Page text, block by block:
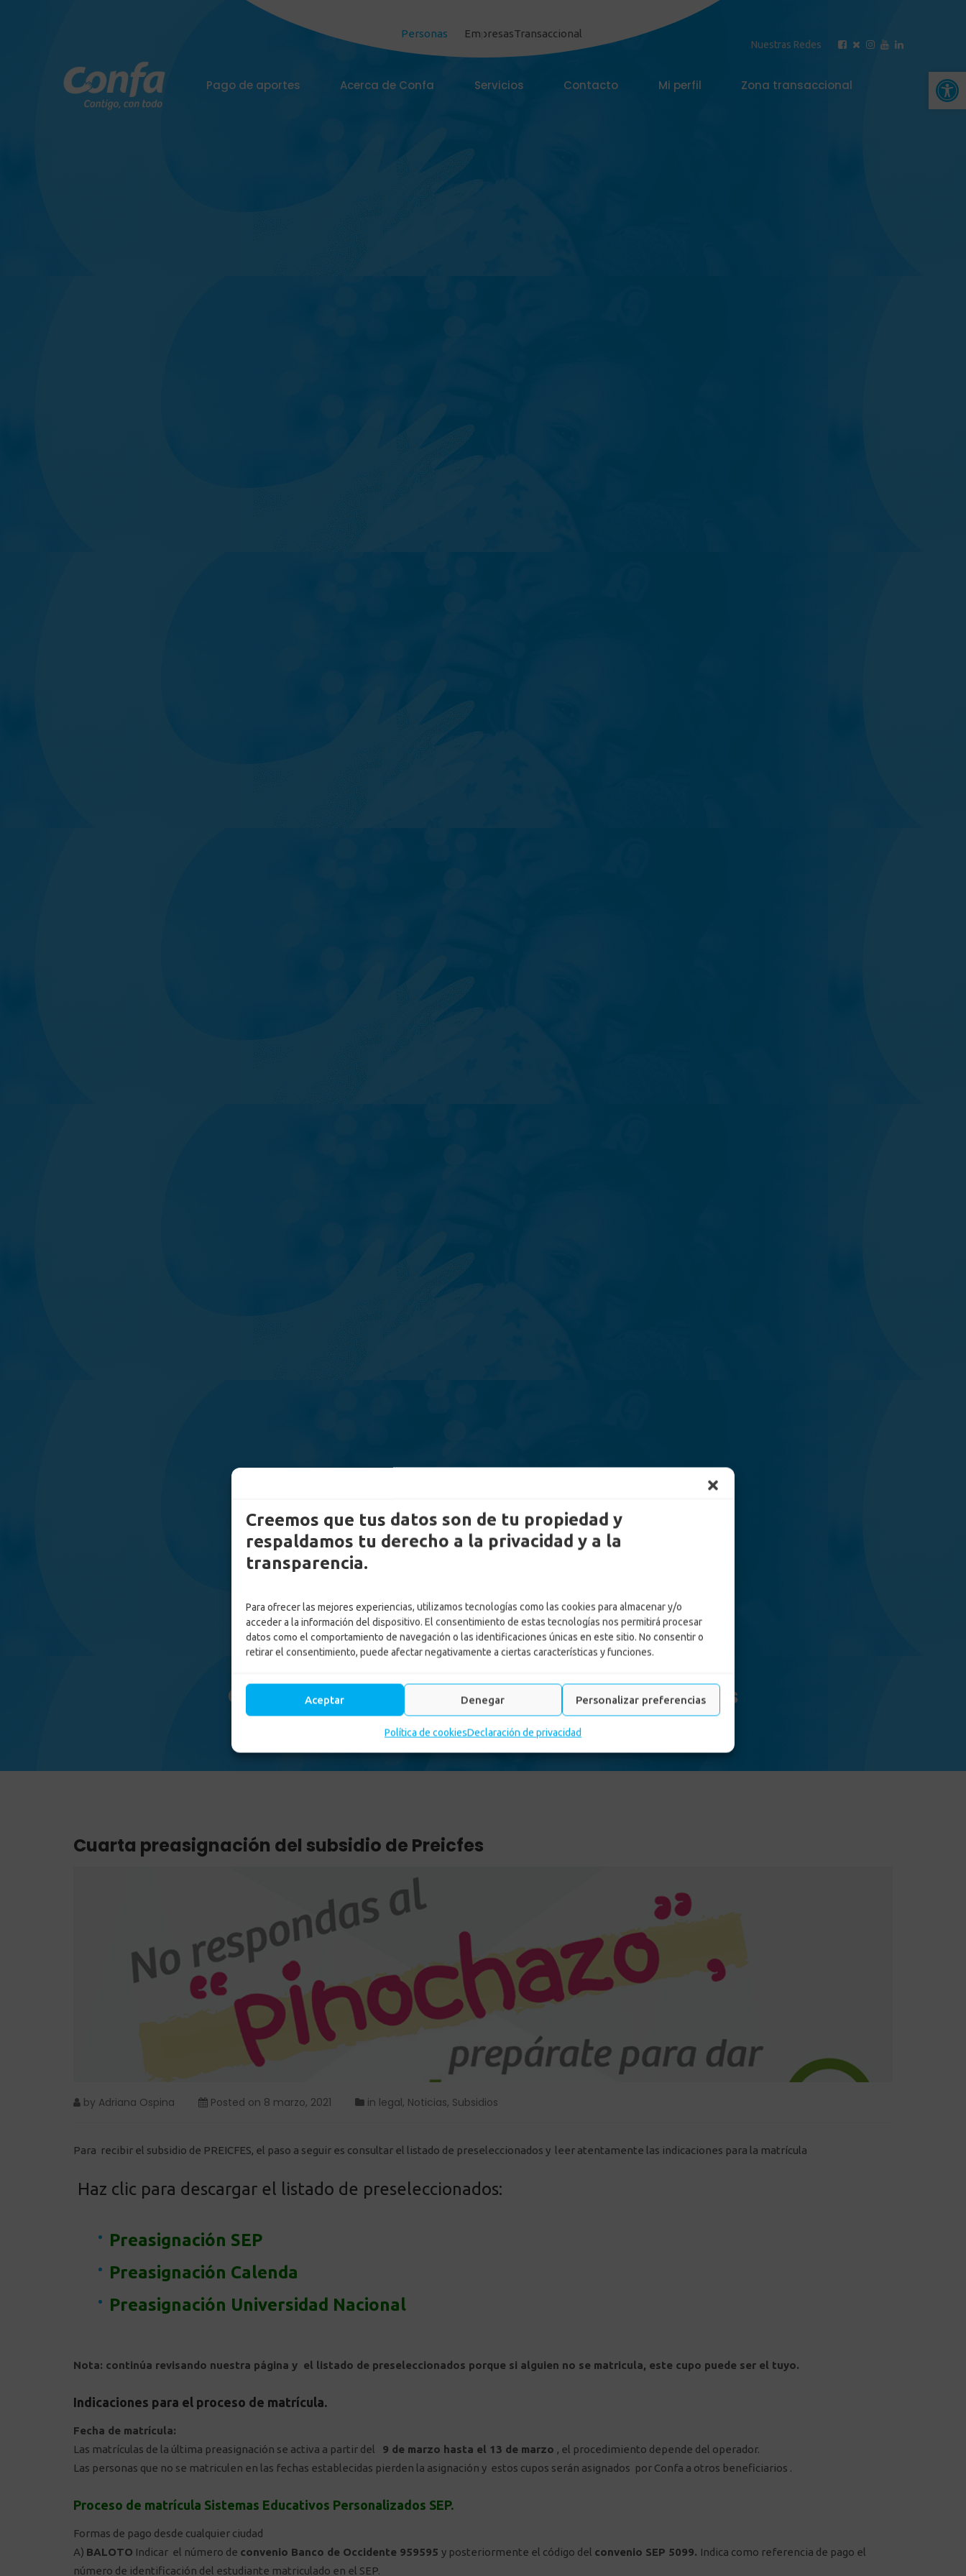
Abrir
Creemos que tus datos son de tu propiedad y
respaldamos tu derecho a la privacidad y a la
transparencia.
Para ofrecer las mejores experiencias, utilizamos tecnologías como las cookies para almacenar y/o
acceder a la información del dispositivo. El consentimiento de estas tecnologías nos permitirá procesar
datos como el comportamiento de navegación o las identificaciones únicas en este sitio. No consentir o
retirar el consentimiento, puede afectar negativamente a ciertas características y funciones.
Aceptar Denegar Personalizar preferencias
Política de cookiesDeclaración de privacidad
Personas EmpresasTransaccional
Nuestras Redes
Pago de aportes Acerca de Confa Servicios Contacto Mi perfil Zona transaccional
Cuarta preasignación del subsidio de Preicfes
legal -Cuarta preasignación del subsidio de Preicfes
Cuarta preasignación del subsidio de Preicfes
by Adriana Ospina Posted on 8 marzo, 2021 in legal, Noticias, Subsidios
Para recibir el subsidio de PREICFES, el paso a seguir es consultar el listado de preseleccionados y leer atentamente las indicaciones para la matrícula
Haz clic para descargar el listado de preseleccionados:
Preasignación SEP
Preasignación Calenda
Preasignación Universidad Nacional
Nota: continúa revisando nuestra página y el listado de preseleccionados porque si alguien no se matricula, este cupo puede ser el tuyo.
Indicaciones para el proceso de matrícula.
Fecha de matrícula:
Las matrículas de la última preasignación se activa a partir del
9 de marzo hasta el 13 de marzo , el procedimiento depende del operador.
Las personas que no se matriculen en las fechas establecidas pierden la asignación y estos cupos serán asignados por Confa a otros beneficiarios .
Proceso de matrícula Sistemas Educativos Personalizados SEP.
Formas de pago desde cualquier ciudad
A) BALOTO Indicar el número de convenio Banco de Occidente 959595 y posteriormente el código del convenio SEP 5099. Indica como referencia de pago el
número de identificación del estudiante matriculado en el SEP.